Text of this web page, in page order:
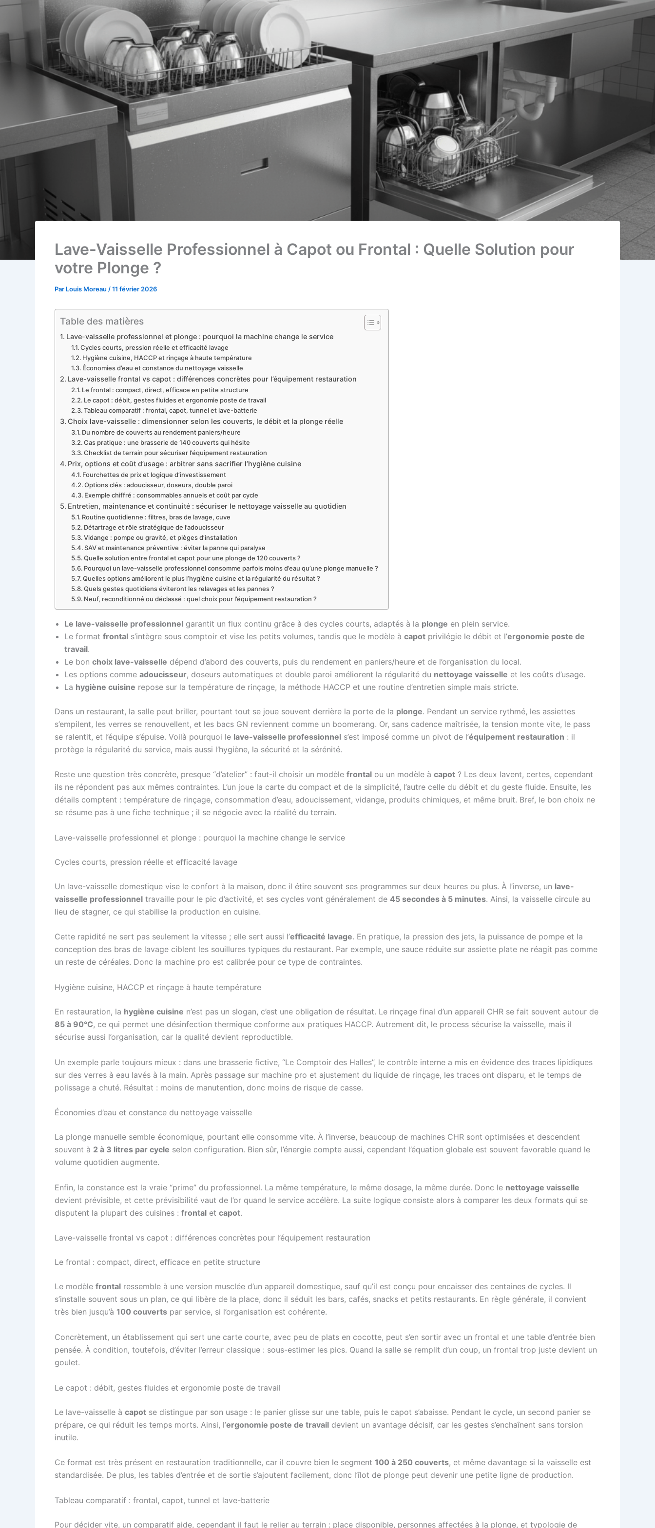
Lave-Vaisselle Professionnel à Capot ou Frontal : Quelle Solution pour
votre Plonge ?
Par Louis Moreau /11 février 2026
Table des matières
Lave-vaisselle professionnel et plonge : pourquoi la machine change le service
Cycles courts, pression réelle et efficacité lavage
Hygiène cuisine, HACCP et rinçage à haute température
Économies d’eau et constance du nettoyage vaisselle
Lave-vaisselle frontal vs capot : différences concrètes pour l’équipement restauration
Le frontal : compact, direct, efficace en petite structure
Le capot : débit, gestes fluides et ergonomie poste de travail
Tableau comparatif : frontal, capot, tunnel et lave-batterie
Choix lave-vaisselle : dimensionner selon les couverts, le débit et la plonge réelle
Du nombre de couverts au rendement paniers/heure
Cas pratique : une brasserie de 140 couverts qui hésite
Checklist de terrain pour sécuriser l’équipement restauration
Prix, options et coût d’usage : arbitrer sans sacrifier l’hygiène cuisine
Fourchettes de prix et logique d’investissement
Options clés : adoucisseur, doseurs, double paroi
Exemple chiffré : consommables annuels et coût par cycle
Entretien, maintenance et continuité : sécuriser le nettoyage vaisselle au quotidien
Routine quotidienne : filtres, bras de lavage, cuve
Détartrage et rôle stratégique de l’adoucisseur
Vidange : pompe ou gravité, et pièges d’installation
SAV et maintenance préventive : éviter la panne qui paralyse
Quelle solution entre frontal et capot pour une plonge de 120 couverts ?
Pourquoi un lave-vaisselle professionnel consomme parfois moins d’eau qu’une plonge manuelle ?
Quelles options améliorent le plus l’hygiène cuisine et la régularité du résultat ?
Quels gestes quotidiens éviteront les relavages et les pannes ?
Neuf, reconditionné ou déclassé : quel choix pour l’équipement restauration ?
Le lave-vaisselle professionnel garantit un flux continu grâce à des cycles courts, adaptés à la plonge en plein service.
Le format frontal s’intègre sous comptoir et vise les petits volumes, tandis que le modèle à capot privilégie le débit et l’ergonomie poste de
travail.
Le bon choix lave-vaisselle dépend d’abord des couverts, puis du rendement en paniers/heure et de l’organisation du local.
Les options comme adoucisseur, doseurs automatiques et double paroi améliorent la régularité du nettoyage vaisselle et les coûts d’usage.
La hygiène cuisine repose sur la température de rinçage, la méthode HACCP et une routine d’entretien simple mais stricte.
Dans un restaurant, la salle peut briller, pourtant tout se joue souvent derrière la porte de la plonge. Pendant un service rythmé, les assiettes
s’empilent, les verres se renouvellent, et les bacs GN reviennent comme un boomerang. Or, sans cadence maîtrisée, la tension monte vite, le pass
se ralentit, et l’équipe s’épuise. Voilà pourquoi le lave-vaisselle professionnel s’est imposé comme un pivot de l’équipement restauration : il
protège la régularité du service, mais aussi l’hygiène, la sécurité et la sérénité.
Reste une question très concrète, presque “d’atelier” : faut-il choisir un modèle frontal ou un modèle à capot ? Les deux lavent, certes, cependant
ils ne répondent pas aux mêmes contraintes. L’un joue la carte du compact et de la simplicité, l’autre celle du débit et du geste fluide. Ensuite, les
détails comptent : température de rinçage, consommation d’eau, adoucissement, vidange, produits chimiques, et même bruit. Bref, le bon choix ne
se résume pas à une fiche technique ; il se négocie avec la réalité du terrain.
Lave-vaisselle professionnel et plonge : pourquoi la machine change le service
Cycles courts, pression réelle et efficacité lavage
Un lave-vaisselle domestique vise le confort à la maison, donc il étire souvent ses programmes sur deux heures ou plus. À l’inverse, un lave-
vaisselle professionnel travaille pour le pic d’activité, et ses cycles vont généralement de 45 secondes à 5 minutes. Ainsi, la vaisselle circule au
lieu de stagner, ce qui stabilise la production en cuisine.
Cette rapidité ne sert pas seulement la vitesse ; elle sert aussi l’efficacité lavage. En pratique, la pression des jets, la puissance de pompe et la
conception des bras de lavage ciblent les souillures typiques du restaurant. Par exemple, une sauce réduite sur assiette plate ne réagit pas comme
un reste de céréales. Donc la machine pro est calibrée pour ce type de contraintes.
Hygiène cuisine, HACCP et rinçage à haute température
En restauration, la hygiène cuisine n’est pas un slogan, c’est une obligation de résultat. Le rinçage final d’un appareil CHR se fait souvent autour de
85 à 90°C, ce qui permet une désinfection thermique conforme aux pratiques HACCP. Autrement dit, le process sécurise la vaisselle, mais il
sécurise aussi l’organisation, car la qualité devient reproductible.
Un exemple parle toujours mieux : dans une brasserie fictive, “Le Comptoir des Halles”, le contrôle interne a mis en évidence des traces lipidiques
sur des verres à eau lavés à la main. Après passage sur machine pro et ajustement du liquide de rinçage, les traces ont disparu, et le temps de
polissage a chuté. Résultat : moins de manutention, donc moins de risque de casse.
Économies d’eau et constance du nettoyage vaisselle
La plonge manuelle semble économique, pourtant elle consomme vite. À l’inverse, beaucoup de machines CHR sont optimisées et descendent
souvent à 2 à 3 litres par cycle selon configuration. Bien sûr, l’énergie compte aussi, cependant l’équation globale est souvent favorable quand le
volume quotidien augmente.
Enfin, la constance est la vraie “prime” du professionnel. La même température, le même dosage, la même durée. Donc le nettoyage vaisselle
devient prévisible, et cette prévisibilité vaut de l’or quand le service accélère. La suite logique consiste alors à comparer les deux formats qui se
disputent la plupart des cuisines : frontal et capot.
Lave-vaisselle frontal vs capot : différences concrètes pour l’équipement restauration
Le frontal : compact, direct, efficace en petite structure
Le modèle frontal ressemble à une version musclée d’un appareil domestique, sauf qu’il est conçu pour encaisser des centaines de cycles. Il
s’installe souvent sous un plan, ce qui libère de la place, donc il séduit les bars, cafés, snacks et petits restaurants. En règle générale, il convient
très bien jusqu’à 100 couverts par service, si l’organisation est cohérente.
Concrètement, un établissement qui sert une carte courte, avec peu de plats en cocotte, peut s’en sortir avec un frontal et une table d’entrée bien
pensée. À condition, toutefois, d’éviter l’erreur classique : sous-estimer les pics. Quand la salle se remplit d’un coup, un frontal trop juste devient un
goulet.
Le capot : débit, gestes fluides et ergonomie poste de travail
Le lave-vaisselle à capot se distingue par son usage : le panier glisse sur une table, puis le capot s’abaisse. Pendant le cycle, un second panier se
prépare, ce qui réduit les temps morts. Ainsi, l’ergonomie poste de travail devient un avantage décisif, car les gestes s’enchaînent sans torsion
inutile.
Ce format est très présent en restauration traditionnelle, car il couvre bien le segment 100 à 250 couverts, et même davantage si la vaisselle est
standardisée. De plus, les tables d’entrée et de sortie s’ajoutent facilement, donc l’îlot de plonge peut devenir une petite ligne de production.
Tableau comparatif : frontal, capot, tunnel et lave-batterie
Pour décider vite, un comparatif aide, cependant il faut le relier au terrain : place disponible, personnes affectées à la plonge, et typologie de